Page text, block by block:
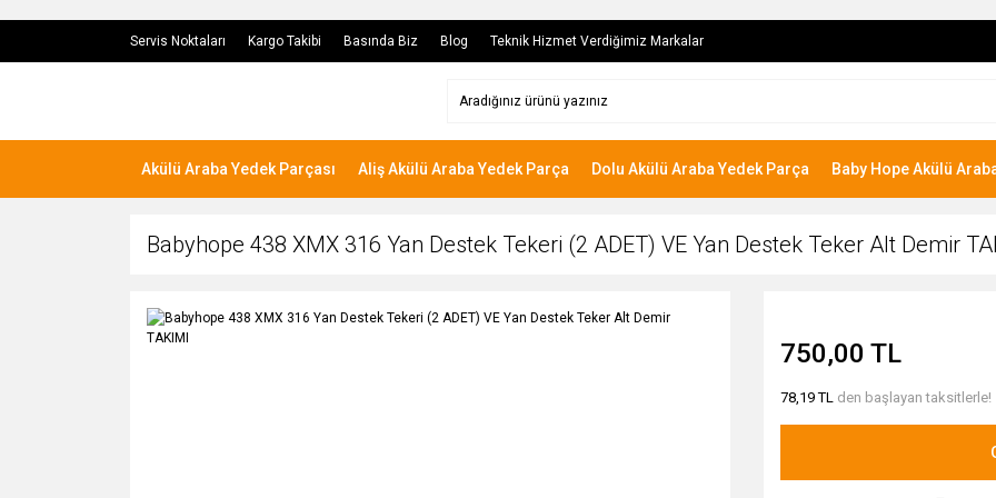
Servis Noktaları Kargo Takibi Basında Biz Blog Teknik Hizmet Verdiğimiz Markalar
Akülü Araba Yedek Parçası Aliş Akülü Araba Yedek Parça Dolu Akülü Araba Yedek Parça Baby Hope Akülü
Babyhope 438 XMX 316 Yan Destek Tekeri (2 ADET) VE Yan Destek Teker Alt Demir
750,00 TL
78,19 TL den başlayan taksitlerle!